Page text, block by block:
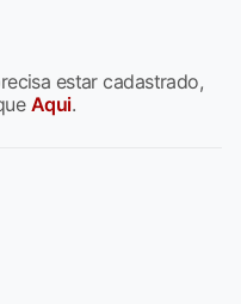
estar cadastrado,
Aqui.